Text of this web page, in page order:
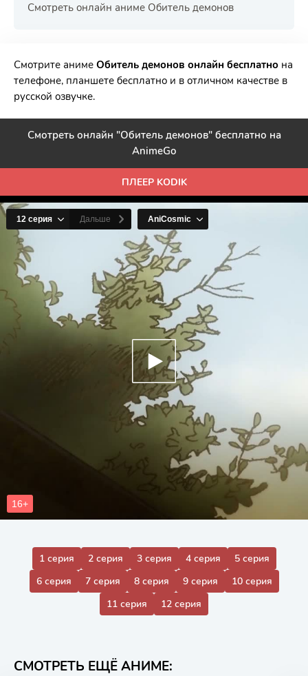
Смотреть онлайн аниме Обитель демонов
Смотрите аниме Обитель демонов онлайн бесплатно на
телефоне, планшете бесплатно и в отличном качестве в
русской озвучке.
Смотреть онлайн "Обитель демонов" бесплатно на
AnimeGo
ПЛЕЕР KODIK
1 серия 2 серия 3 серия 4 серия
5 серия
6 серия
7 серия 8 серия 9 серия
10 серия
11 серия
12 серия
СМОТРЕТЬ ЕЩЁ АНИМЕ: